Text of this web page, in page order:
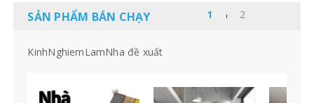
SẢN PHẨM BÁN CHẠY
KinhNghiemLamNha đề xuất